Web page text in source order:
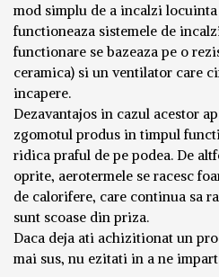
mod simplu de a incalzi
functioneaza sistemele de
functionare se bazeaza pe o
ceramica) si un ventilator care
incapere.
Dezavantajos in cazul acestor
zgomotul produs in timpul
ridica praful de pe podea. De
oprite, aerotermele se racesc
de calorifere, care continua sa
sunt scoase din priza.
Daca deja ati achizitionat un
mai sus, nu ezitati in a ne